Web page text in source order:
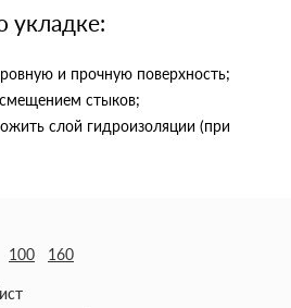
укладке:
и прочную поверхность;
стыков;
слой гидроизоляции (при
100 160